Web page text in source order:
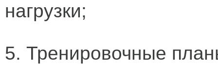
нагрузки;
5. Тренировочные